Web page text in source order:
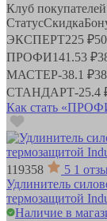
Клуб
СтатусСкидка
ЭКСПЕРТ225 ₽
ПРОФИ141.53 ₽
МАСТЕР-38.1 ₽
СТАНДАРТ-25.4
Как стать
119358 5 1
Удлинитель
термозащитой
Наличие в